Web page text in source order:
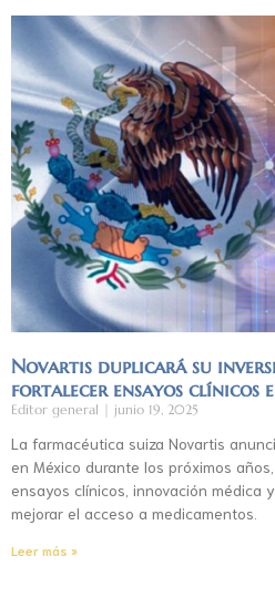
Novartis duplicará su
fortalecer ensayos clínicos
Editor general junio 19, 2025
La farmacéutica suiza Novartis
en México durante los próximos
ensayos clínicos, innovación médica
mejorar el acceso a medicamentos.
Leer más »